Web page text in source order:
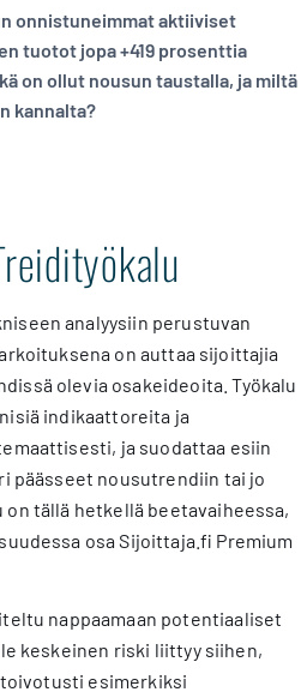
onnistuneimmat aktiiviset
tuotot jopa +419 prosenttia
on ollut nousun taustalla, ja miltä
kannalta?
analyysiin perustuvan
on auttaa sijoittajia
olevia osakeideoita. Työkalu
indikaattoreita ja
ja suodattaa esiin
päässeet nousutrendiin tai jo
on tällä hetkellä beetavaiheessa,
osa Sijoittaja.fi Premium
nappaamaan potentiaaliset
keskeinen riski liittyy siihen,
esimerkiksi